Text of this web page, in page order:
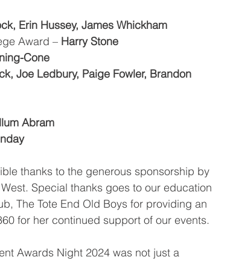
Erin Hussey, James Whickham
Award – Harry Stone
Cone
Joe Ledbury, Paige Fowler, Brandon
Abram
thanks to the generous sponsorship by
Special thanks goes to our education
The Tote End Old Boys for providing an
for her continued support of our events.
Awards Night 2024 was not just a